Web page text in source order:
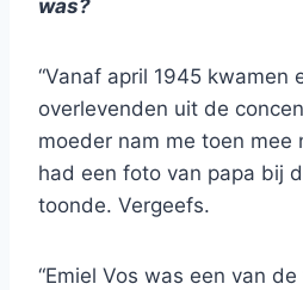
was?
“Vanaf april 1945 kwamen
overlevenden uit de
moeder nam me toen mee
had een foto van papa bij
toonde. Vergeefs.
“Emiel Vos was een van